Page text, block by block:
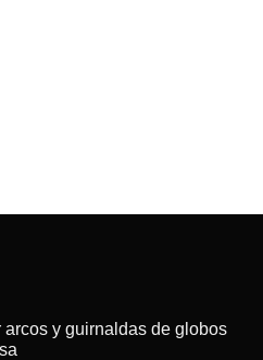
y guirnaldas de globos